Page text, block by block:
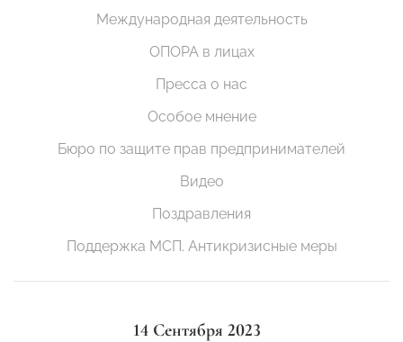
Международная деятельность
ОПОРА в лицах
Пресса о нас
Особое мнение
Бюро по защите прав предпринимателей
Видео
Поздравления
Поддержка МСП. Антикризисные меры
14 Сентября 2023